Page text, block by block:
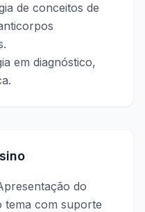
de conceitos de
em diagnóstico,
do
tema com suporte